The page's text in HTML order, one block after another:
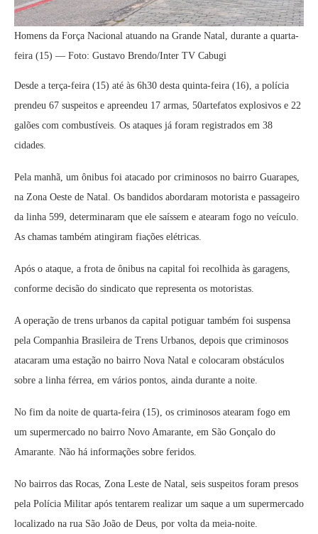
Homens da Força Nacional atuando na Grande Natal, durante a quarta-
feira (15) — Foto: Gustavo Brendo/Inter TV Cabugi
Desde a terça-feira (15) até às 6h30 desta quinta-feira (16), a polícia
prendeu 67 suspeitos e apreendeu 17 armas, 50artefatos explosivos e 22
galões com combustíveis. Os ataques já foram registrados em 38
cidades.
Pela manhã, um ônibus foi atacado por criminosos no bairro Guarapes,
na Zona Oeste de Natal. Os bandidos abordaram motorista e passageiro
da linha 599, determinaram que ele saíssem e atearam fogo no veículo.
As chamas também atingiram fiações elétricas.
Após o ataque, a frota de ônibus na capital foi recolhida às garagens,
conforme decisão do sindicato que representa os motoristas.
A operação de trens urbanos da capital potiguar também foi suspensa
pela Companhia Brasileira de Trens Urbanos, depois que criminosos
atacaram uma estação no bairro Nova Natal e colocaram obstáculos
sobre a linha férrea, em vários pontos, ainda durante a noite.
No fim da noite de quarta-feira (15), os criminosos atearam fogo em
um supermercado no bairro Novo Amarante, em São Gonçalo do
Amarante. Não há informações sobre feridos.
No bairros das Rocas, Zona Leste de Natal, seis suspeitos foram presos
pela Polícia Militar após tentarem realizar um saque a um supermercado
localizado na rua São João de Deus, por volta da meia-noite.